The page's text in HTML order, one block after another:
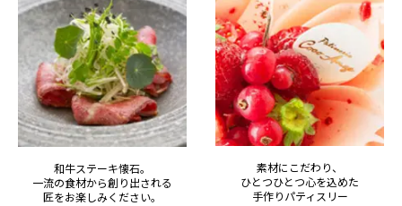
和牛ステーキ懐石。
一流の食材から創り出される
匠をお楽しみください。
素材にこだわり、
ひとつひとつ心を込めた
手作りパティスリー